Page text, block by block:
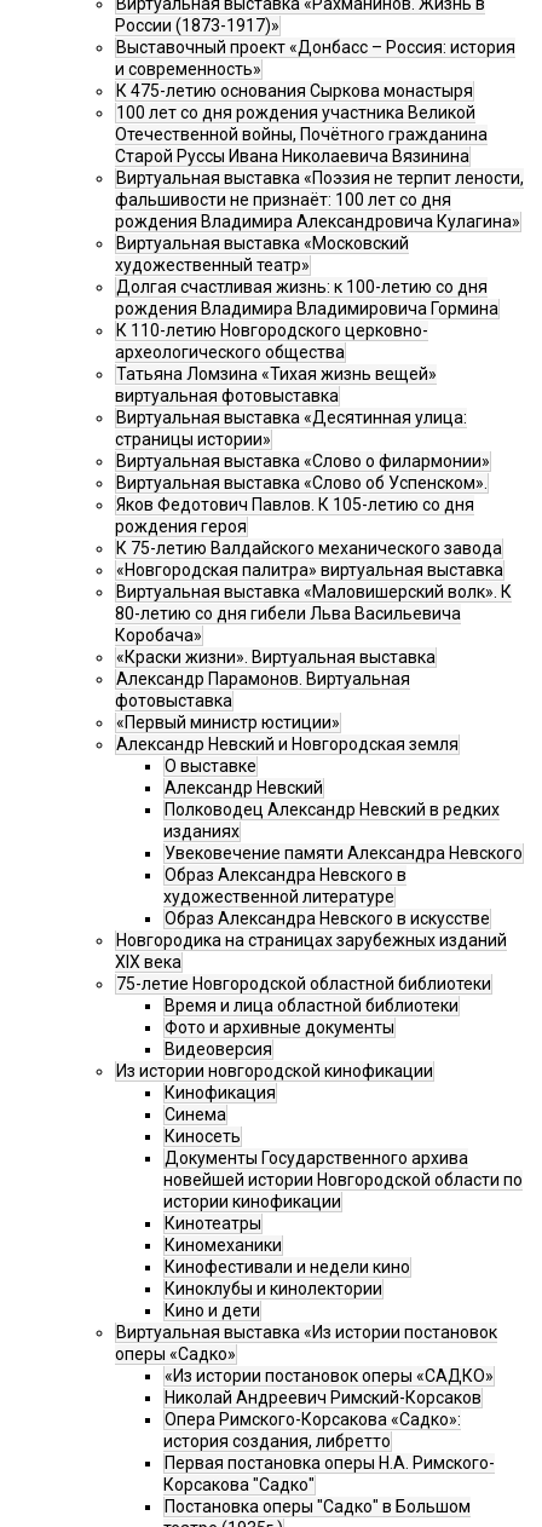
Виртуальная выставка «Рахманинов. Жизнь в
России (1873-1917)»
Выставочный проект «Донбасс – Россия: история
и современность»
К 475-летию основания Сыркова монастыря
100 лет со дня рождения участника Великой
Отечественной войны, Почётного гражданина
Старой Руссы Ивана Николаевича Вязинина
Виртуальная выставка «Поэзия не терпит лености,
фальшивости не признаёт: 100 лет со дня
рождения Владимира Александровича Кулагина»
Виртуальная выставка «Московский
художественный театр»
Долгая счастливая жизнь: к 100-летию со дня
рождения Владимира Владимировича Гормина
К 110-летию Новгородского церковно-
археологического общества
Татьяна Ломзина «Тихая жизнь вещей»
виртуальная фотовыставка
Виртуальная выставка «Десятинная улица:
страницы истории»
Виртуальная выставка «Слово о филармонии»
Виртуальная выставка «Слово об Успенском».
Яков Федотович Павлов. К 105-летию со дня
рождения героя
К 75-летию Валдайского механического завода
«Новгородская палитра» виртуальная выставка
Виртуальная выставка «Маловишерский волк». К
80-летию со дня гибели Льва Васильевича
Коробача»
«Краски жизни». Виртуальная выставка
Александр Парамонов. Виртуальная
фотовыставка
«Первый министр юстиции»
Александр Невский и Новгородская земля
О выставке
Александр Невский
Полководец Александр Невский в редких
изданиях
Увековечение памяти Александра Невского
Образ Александра Невского в
художественной литературе
Образ Александра Невского в искусстве
Новгородика на страницах зарубежных изданий
XIX века
75-летие Новгородской областной библиотеки
Время и лица областной библиотеки
Фото и архивные документы
Видеоверсия
Из истории новгородской кинофикации
Кинофикация
Синема
Киносеть
Документы Государственного архива
новейшей истории Новгородской области по
истории кинофикации
Кинотеатры
Киномеханики
Кинофестивали и недели кино
Киноклубы и кинолектории
Кино и дети
Виртуальная выставка «Из истории постановок
оперы «Садко»
«Из истории постановок оперы «САДКО»
Николай Андреевич Римский-Корсаков
Опера Римского-Корсакова «Садко»:
история создания, либретто
Первая постановка оперы Н.А. Римского-
Корсакова "Садко"
Постановка оперы "Садко" в Большом